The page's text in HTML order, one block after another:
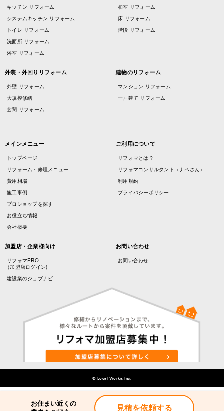
お住まい近くの
見積を依頼する
キッチン リフォーム
システムキッチン リフォーム
トイレ リフォーム
洗面所 リフォーム
浴室 リフォーム
和室 リフォーム
床 リフォーム
階段 リフォーム
外装・外回りリフォーム
外壁 リフォーム
大規模修繕
玄関 リフォーム
建物のリフォーム
マンション リフォーム
一戸建て リフォーム
メインメニュー
トップページ
リフォーム・修理メニュー
費用相場
施工事例
プロショップを探す
お役立ち情報
会社概要
ご利用について
リフォマとは？
リフォマコンサルタント（ナベさん）
利用規約
プライバシーポリシー
加盟店・企業様向け
リフォマPRO
（加盟店ログイン)
建設業のジョブナビ
お問い合わせ
お問い合わせ
© Local Works, Inc.
お住まい近くの
見積を依頼する